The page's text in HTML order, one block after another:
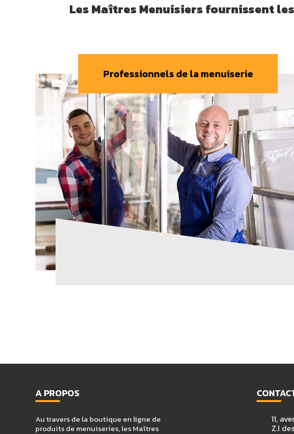
Les Maîtres Menuisiers fournissent
Professionnels de la menuiserie
A PROPOS
Au travers de la boutique en ligne de
produits de menuiseries, les Maîtres
11,
Z.I